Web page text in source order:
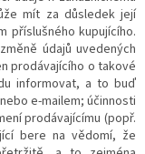
mít za důsledek její
příslušného kupujícího.
údajů uvedených
prodávajícího o takové
informovat, a to buď
e-mailem; účinnosti
prodávajícímu (popř.
bere na vědomí, že